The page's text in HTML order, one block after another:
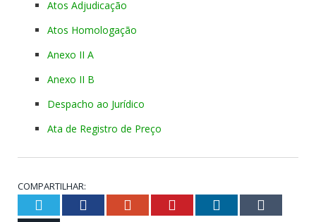
Atos Adjudicação
Atos Homologação
Anexo II A
Anexo II B
Despacho ao Jurídico
Ata de Registro de Preço
COMPARTILHAR:
Twitter Facebook Google+ Pinterest LinkedIn